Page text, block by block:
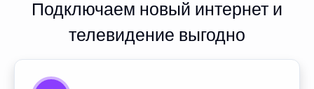
Подключаем новый интернет и
телевидение выгодно